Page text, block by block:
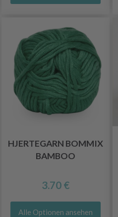
HJERTEGARN BOMMIX
BAMBOO
3.70 €
Alle Optionen ansehen